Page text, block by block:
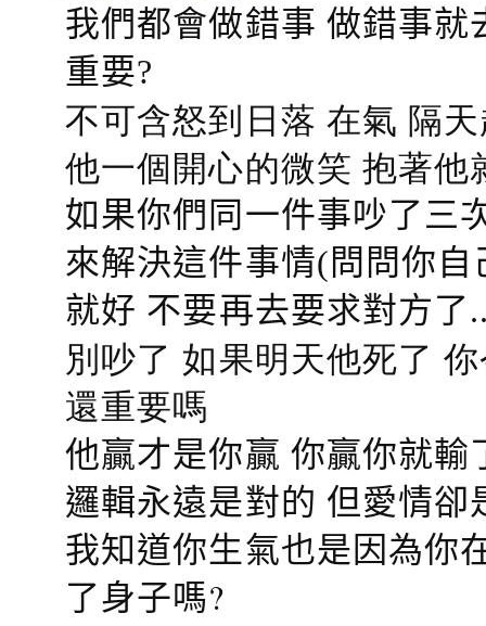
我們都會做錯事 做錯事
重要?
不可含怒到日落 在氣 隔
他一個開心的微笑 抱著他
如果你們同一件事吵了三
來解決這件事情(問問你
就好 不要再去要求對方
別吵了 如果明天他死了
還重要嗎
他贏才是你贏 你贏你就輸
邏輯永遠是對的 但愛情卻
我知道你生氣也是因為你
了身子嗎?